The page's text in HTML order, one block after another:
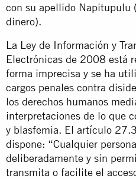
con su apellido Napitupulu
dinero).
La Ley de Información y
Electrónicas de 2008 está
forma imprecisa y se ha
cargos penales contra
los derechos humanos
interpretaciones de lo que
y blasfemia. El artículo
dispone: “Cualquier
deliberadamente y sin
transmita o facilite el